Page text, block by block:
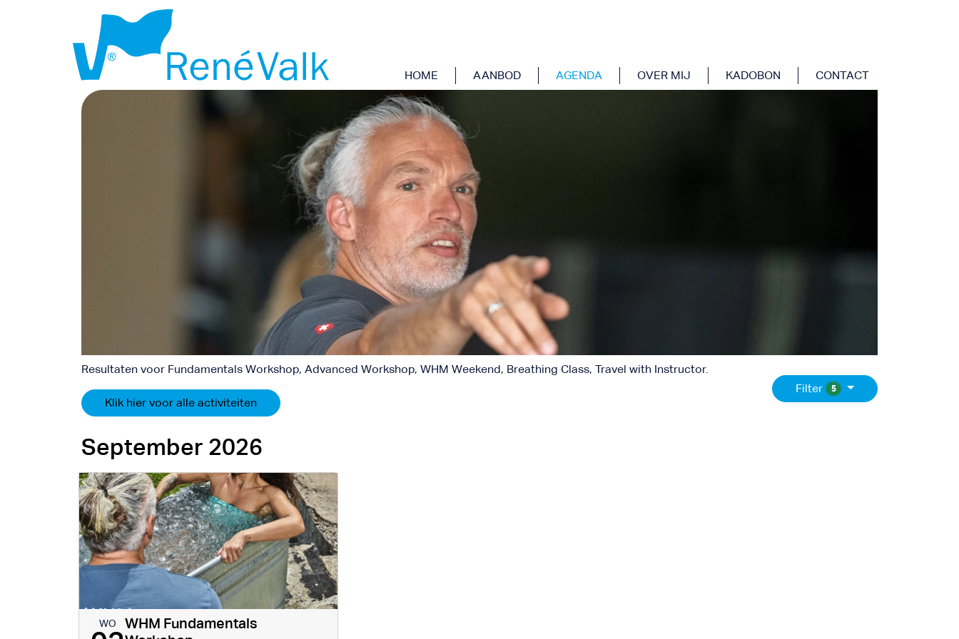
HOME AANBOD AGENDA OVER MIJ KADOBON CONTACT
AGENDA
Resultaten voor Fundamentals Workshop, Advanced Workshop, WHM Weekend, Breathing Class, Travel with Instructor.
Klik hier voor alle activiteiten
Filter 5
September 2026
WO
WHM Fundamentals